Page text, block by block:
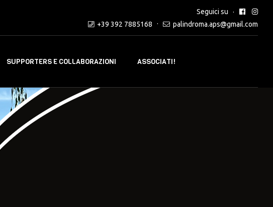
Seguici su
+39 392 7885168
palindroma.aps@gmail.com
SUPPORTERS E COLLABORAZIONI ASSOCIATI!